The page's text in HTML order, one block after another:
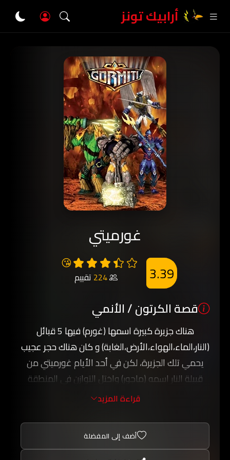
أرابيك تونز
غورميتي
😘
224 تقييم 3.39
قصة الكرتون / الأنمي
هناك جزيرة كبيرة اسمها (غورم) فيها 5 قبائل
(النار،الماء،الهواء،الأرض،الغابة) و كان هناك حجر عجيب
يحمي تلك الجزيرة، لكن في أحد الأيام غورميتي من
قبيلة النار اسمه (ماجور) واختل التوازن في المنطقة
بسبب ذلك، فواجهه أربعة أبطال كل منهم من قبيلة
فأخذ كل واحد جزء و خبأه كي لا يحصل عليه الأعداء
وقاموا ببناية سور كبير يقسم بين القبائل و قاموا بحجز
قراءة المزيد
أضف إلى المفضلة